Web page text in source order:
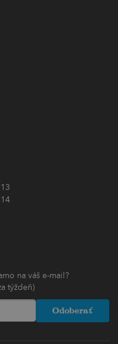
na váš e-mail?
týždeň)
Odoberať